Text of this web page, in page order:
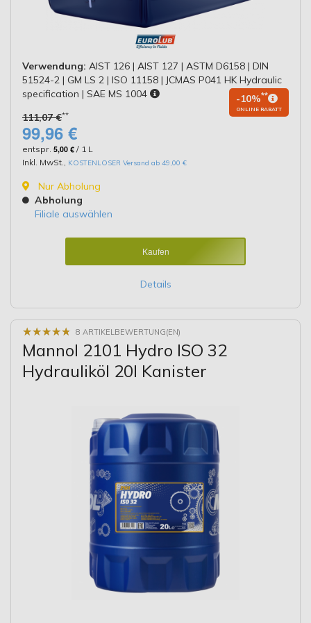
Verwendung: AIST 126 | AIST 127 | ASTM D6158 | DIN
51524-2 | GM LS 2 | ISO 11158 | JCMAS P041 HK Hydraulic
specification | SAE MS 1004
111,07 €**
-10%**
ONLINE RABATT
99,96 €
entspr. 5,00 € / 1 L
Inkl. MwSt., KOSTENLOSER Versand ab 49,00 €
Nur Abholung
Abholung
Filiale auswählen
Kaufen
Details
★★★★★
★★★★★ 8 ARTIKELBEWERTUNG(EN)
Mannol 2101 Hydro ISO 32
Hydrauliköl 20l Kanister